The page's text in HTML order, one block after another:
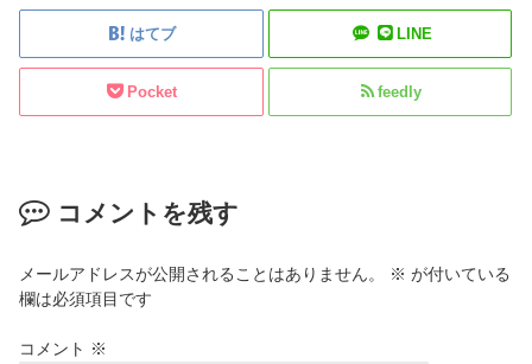
はてブ LINE
Pocket feedly
コメントを残す
メールアドレスが公開されることはありません。 ※ が付いている
欄は必須項目です
コメント ※